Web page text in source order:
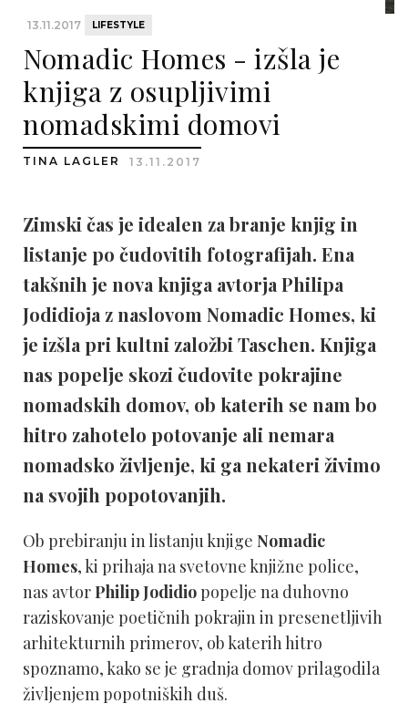
13.11.2017 LIFESTYLE
Nomadic Homes - izšla je
knjiga z osupljivimi
nomadskimi domovi
TINA LAGLER 13.11.2017
Zimski čas je idealen za branje knjig in
listanje po čudovitih fotografijah. Ena
takšnih je nova knjiga avtorja Philipa
Jodidioja z naslovom Nomadic Homes, ki
je izšla pri kultni založbi Taschen. Knjiga
nas popelje skozi čudovite pokrajine
nomadskih domov, ob katerih se nam bo
hitro zahotelo potovanje ali nemara
nomadsko življenje, ki ga nekateri živimo
na svojih popotovanjih.
Ob prebiranju in listanju knjige Nomadic
Homes, ki prihaja na svetovne knjižne police,
nas avtorPhilip Jodidiopopelje na duhovno
raziskovanje poetičnih pokrajin in presenetljivih
arhitekturnih primerov, ob katerih hitro
spoznamo, kako se je gradnja domov prilagodila
življenjem popotniških duš.